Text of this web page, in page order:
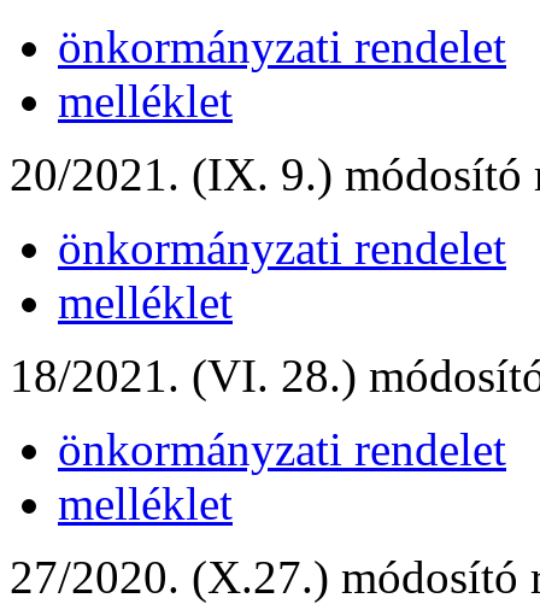
önkormányzati rendelet
melléklet
20/2021. (IX. 9.) módosító
önkormányzati rendelet
melléklet
18/2021. (VI. 28.)
önkormányzati rendelet
melléklet
27/2020. (X.27.) módosító